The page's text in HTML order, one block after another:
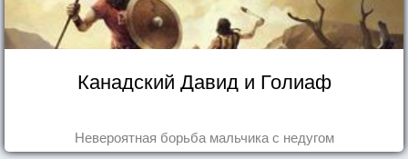
Канадский Давид и Голиаф
Невероятная борьба мальчика с недугом